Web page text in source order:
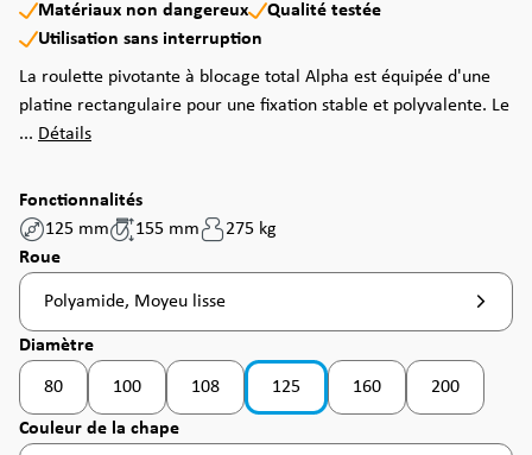
Matériaux non dangereux
Qualité testée
Utilisation sans interruption
La roulette pivotante à blocage total Alpha est équipée d'une
platine rectangulaire pour une fixation stable et polyvalente. Le
... Détails
Fonctionnalités
125 mm
155 mm
275 kg
Sélectionnez
Roue
Polyamide, Moyeu lisse
Sélectionnez
Diamètre
80 100 108
(Cette option n'est pas disponible pour le
125 160
(Cette option n'est pas
200
(Cette
Sélectionnez
Couleur de la chape